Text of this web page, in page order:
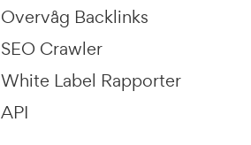
Overvåg Backlinks
SEO Crawler
White Label Rapporter
API